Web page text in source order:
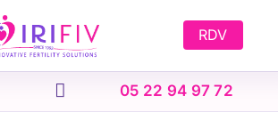
RDV
05 22 94 97 72